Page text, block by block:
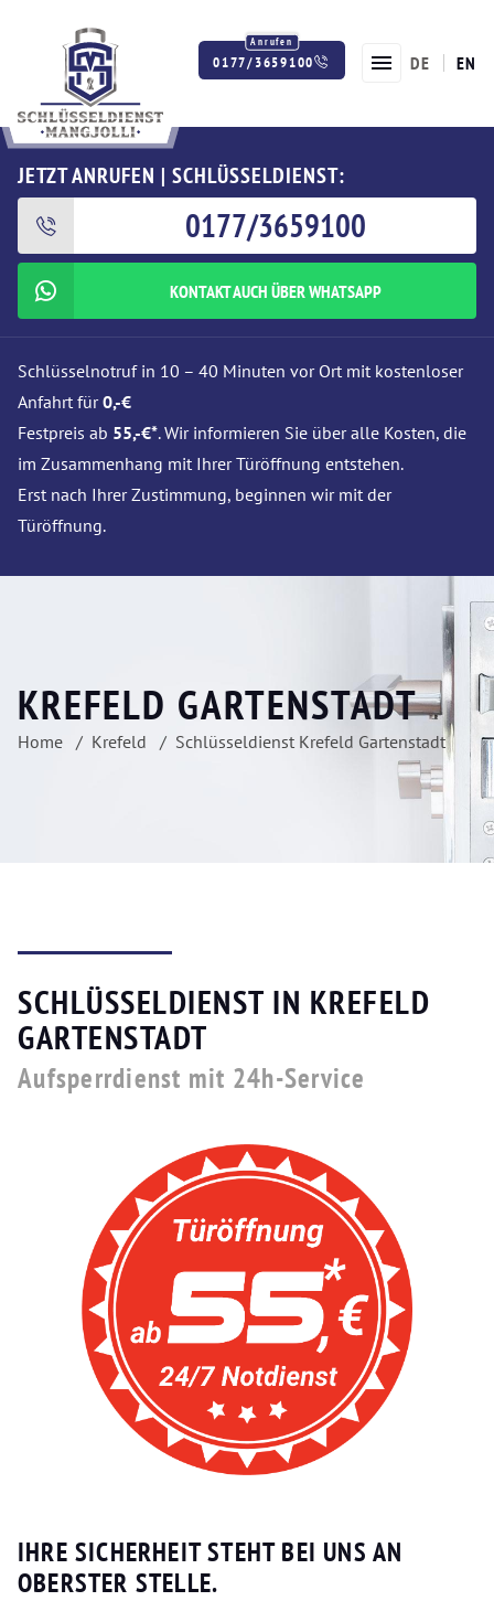
0177/3659100 DE EN
JETZT ANRUFEN | SCHLÜSSELDIENST:
0177/3659100
KONTAKT AUCH ÜBER WHATSAPP
Schlüsselnotruf in 10 – 40 Minuten vor Ort mit kostenloser
Anfahrt für0,-€
Festpreis ab 55,-€*. Wir informieren Sie über alle Kosten, die
im Zusammenhang mit Ihrer Türöffnung entstehen.
Erst nach Ihrer Zustimmung, beginnen wir mit der
Türöffnung.
KREFELD GARTENSTADT
Home Krefeld Schlüsseldienst Krefeld Gartenstadt
SCHLÜSSELDIENST IN KREFELD
GARTENSTADT
Aufsperrdienst mit 24h-Service
IHRE SICHERHEIT STEHT BEI UNS AN
OBERSTER STELLE.